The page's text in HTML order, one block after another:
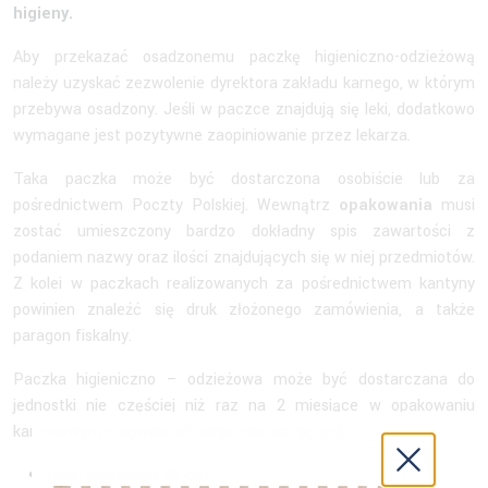
higieny.
Aby przekazać osadzonemu paczkę higieniczno-odzieżową
należy uzyskać zezwolenie dyrektora zakładu karnego, w którym
przebywa osadzony. Jeśli w paczce znajdują się leki, dodatkowo
wymagane jest pozytywne zaopiniowanie przez lekarza.
Taka paczka może być dostarczona osobiście lub za
pośrednictwem Poczty Polskiej. Wewnątrz opakowania musi
zostać umieszczony bardzo dokładny spis zawartości z
podaniem nazwy oraz ilości znajdujących się w niej przedmiotów.
Z kolei w paczkach realizowanych za pośrednictwem kantyny
powinien znaleźć się druk złożonego zamówienia, a także
paragon fiskalny.
Paczka higieniczno – odzieżowa może być dostarczana do
jednostki nie częściej niż raz na 2 miesiące w opakowaniu
kartonowym o wymiarach nieprzekraczających: